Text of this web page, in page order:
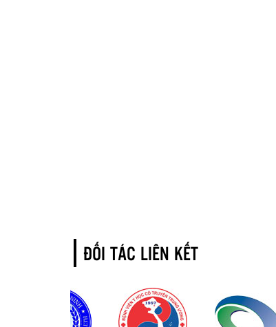
ĐỐI TÁC LIÊN KẾT